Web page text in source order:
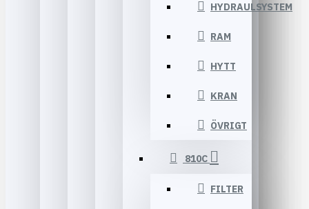
HYDRAULSYSTEM
RAM
HYTT
KRAN
ÖVRIGT
810C
FILTER